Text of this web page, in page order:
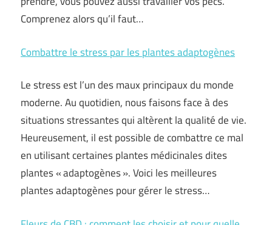
Comprenez alors qu’il faut…
Combattre le stress par les plantes adaptogènes
Le stress est l’un des maux principaux du monde
moderne. Au quotidien, nous faisons face à des
situations stressantes qui altèrent la qualité de vie.
Heureusement, il est possible de combattre ce mal
en utilisant certaines plantes médicinales dites
plantes « adaptogènes ». Voici les meilleures
plantes adaptogènes pour gérer le stress…